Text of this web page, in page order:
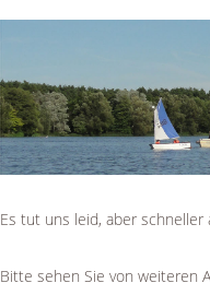
Es tut uns leid, aber
Bitte sehen Sie von weiteren